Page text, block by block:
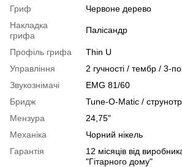
Гриф
Червоне дерево
Накладка
грифа
Палісандр
Профіль грифа
Thin U
Управління
2 гучності / тембр / 3-
Звукознімачі
EMG 81/60
Бридж
Tune-O-Matic /
Мензура
24,75"
Механіка
Чорний нікель
Гарантія
12 місяців від
"Гітарного дому"